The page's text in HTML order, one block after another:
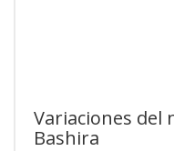
Variaciones del
Bashira